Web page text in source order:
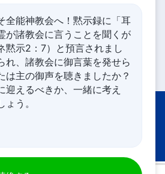
リシー
全能神教会へ！黙示録に「耳
が諸教会に言うことを聞くが
黙示2：7）と預言されまし
れ、諸教会に御言葉を発せら
は主の御声を聴きましたか？
迎えるべきか、一緒に考え
う。